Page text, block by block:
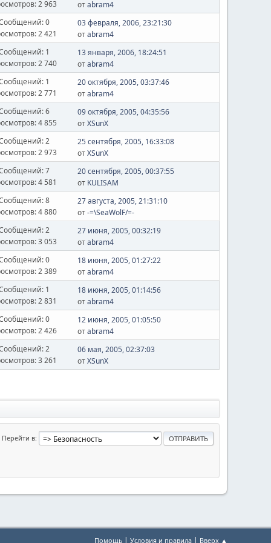
2 963
отabram4
0
2 421
03 февраля, 2006, 23:21:30
отabram4
1
2 740
13 января, 2006, 18:24:51
отabram4
1
2 771
20 октября, 2005, 03:37:46
отabram4
6
4 855
09 октября, 2005, 04:35:56
отXSunX
2
2 973
25 сентября, 2005, 16:33:08
отXSunX
7
4 581
20 сентября, 2005, 00:37:55
от KULISAM
8
4 880
27 августа, 2005, 21:31:10
от-=\SeaWolF/=-
2
3 053
27 июня, 2005, 00:32:19
отabram4
0
2 389
18 июня, 2005, 01:27:22
отabram4
1
2 831
18 июня, 2005, 01:14:56
отabram4
0
2 426
12 июня, 2005, 01:05:50
отabram4
2
3 261
06 мая, 2005, 02:37:03
отXSunX
Перейти в
Помощь | Условия и правила | Вверх ▲